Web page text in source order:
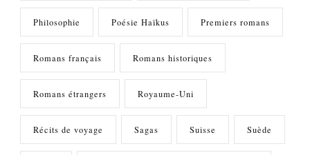
Philosophie Poésie Haïkus Premiers romans
Romans français Romans historiques
Romans étrangers Royaume-Uni
Récits de voyage Sagas Suisse Suède